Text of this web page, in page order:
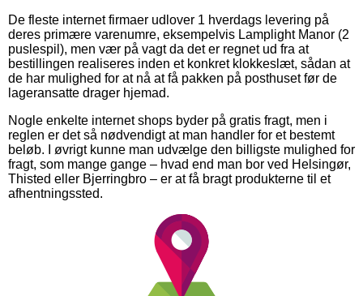
De fleste internet firmaer udlover 1 hverdags levering på
deres primære varenumre, eksempelvis Lamplight Manor (2
puslespil), men vær på vagt da det er regnet ud fra at
bestillingen realiseres inden et konkret klokkeslæt, sådan at
de har mulighed for at nå at få pakken på posthuset før de
lageransatte drager hjemad.
Nogle enkelte internet shops byder på gratis fragt, men i
reglen er det så nødvendigt at man handler for et bestemt
beløb. I øvrigt kunne man udvælge den billigste mulighed for
fragt, som mange gange – hvad end man bor ved Helsingør,
Thisted eller Bjerringbro – er at få bragt produkterne til et
afhentningssted.